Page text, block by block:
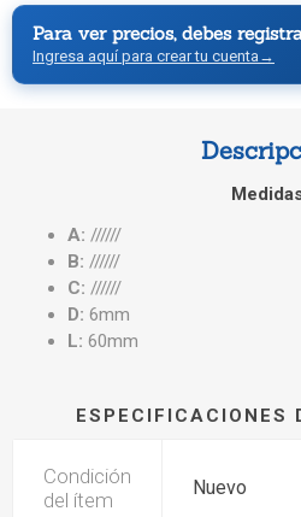
Para ver precios, debes
Ingresa aquí para crear tu cuenta →
A: //////
B: //////
C: //////
D: 6mm
L: 60mm
ESPECIFICACIONES
Condición
del ítem
Nuevo